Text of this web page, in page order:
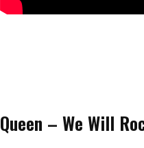
Queen – We Will